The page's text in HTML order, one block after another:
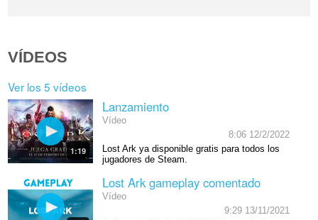
VÍDEOS
Ver los 5 vídeos
1:19
Lanzamiento
Vídeo
8:06 12/2/2022
Lost Ark ya disponible gratis para todos los
jugadores de Steam.
Lost Ark gameplay comentado
Vídeo
9:29 13/11/2021